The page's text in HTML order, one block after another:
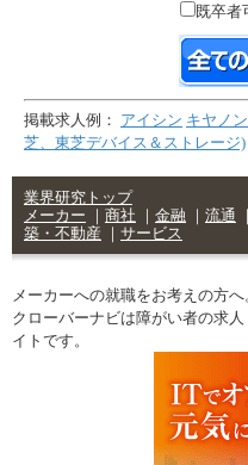
既卒者
掲載求人例： アイシン キヤノン
芝、東芝デバイス＆ストレージ)
業界研究トップ
メーカー ｜ 商社 ｜ 金融 ｜ 流通
築・不動産 ｜ サービス
メーカーへの就職をお考えの方へ
クローバーナビは障がい者の求
イトです。